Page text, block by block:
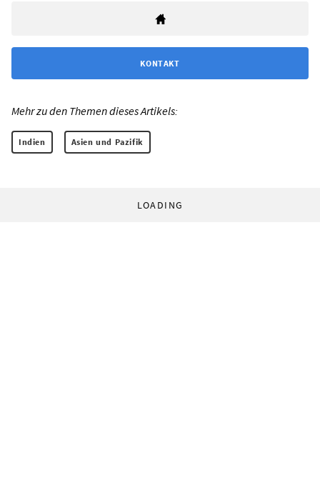
KONTAKT
Mehr zu den Themen dieses Artikels:
Indien Asien und Pazifik
LOADING